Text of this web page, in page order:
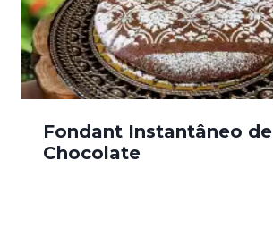
Fondant Instantâneo de
Chocolate